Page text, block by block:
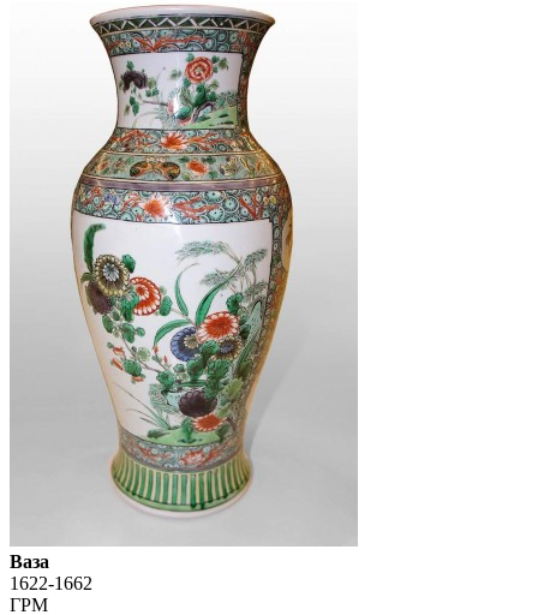
Ваза
1622-1662
ГРМ